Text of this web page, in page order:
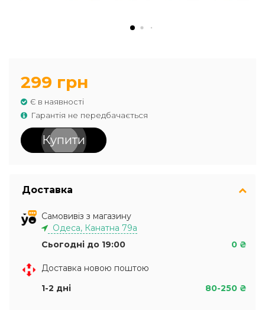
299 грн
Є в наявності
Гарантія не передбачається
Купити
Доставка
Самовивіз з магазину
Одеса, Канатна 79а
Сьогодні до 19:00
0 ₴
Доставка новою поштою
1-2 дні
80-250 ₴